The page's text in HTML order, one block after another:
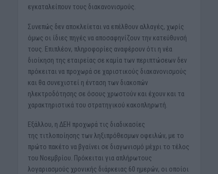
εγκαταλείπουν τους διακανονισμούς.
Συνεπώς δεν αποκλείεται να επέλθουν αλλαγές, χωρίς
όμως οι ίδιες πηγές να αποσαφηνίζουν την κατεύθυνσή
τους. Επιπλέον, πληροφορίες αναφέρουν ότι η νέα
διοίκηση της εταιρείας σε καμία των περιπτώσεων δεν
πρόκειται να προχωρά σε χαριστικούς διακανονισμούς
και θα συνεχιστεί η ένταση των διακοπών
ηλεκτροδότησης σε όσους χρωστούν και έχουν και τα
χαρακτηριστικά του στρατηγικού κακοπληρωτή.
Εξάλλου, η ΔΕΗ προχωρά τις διαδικασίες
της τιτλοποίησης των ληξιπρόθεσμων οφειλών, με το
πρώτο πακέτο να βγαίνει σε διαγωνισμό μέχρι το τέλος
του Νοεμβρίου. Πρόκειται για απλήρωτους
λογαριασμούς χρονικής διάρκειας 60 ημερών, οι οποίοι